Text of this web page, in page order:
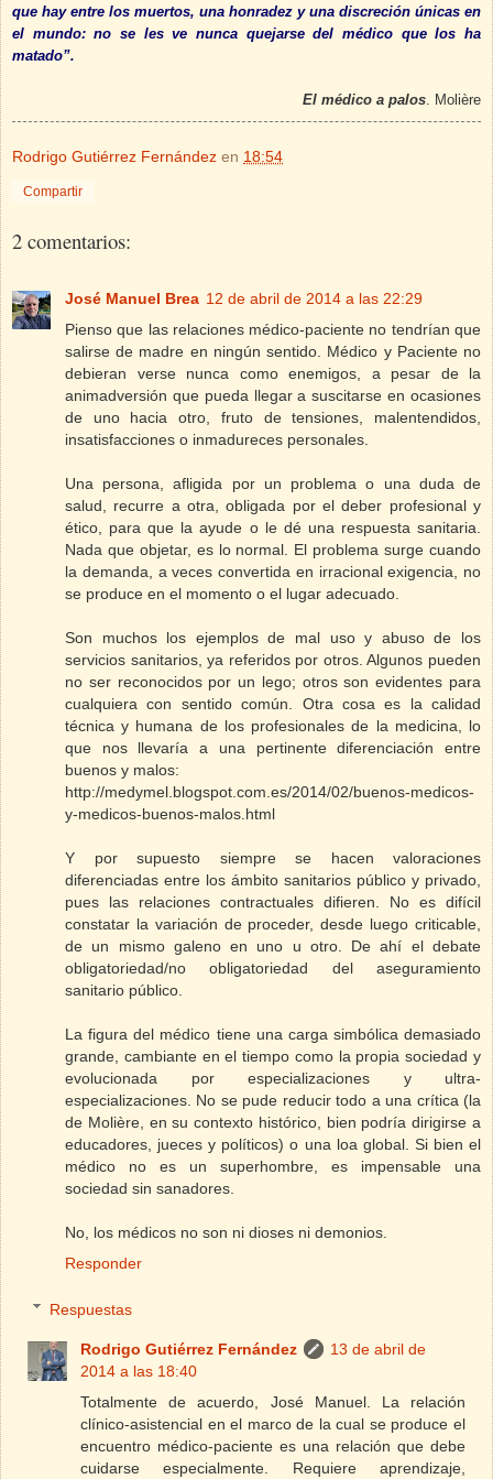
que hay entre los muertos, una honradez y una discreción únicas en
el mundo: no se les ve nunca quejarse del médico que los ha
matado”.
El médico a palos. Molière
Rodrigo Gutiérrez Fernández en 18:54
Compartir
2 comentarios:
José Manuel Brea 12 de abril de 2014 a las 22:29
Pienso que las relaciones médico-paciente no tendrían que
salirse de madre en ningún sentido. Médico y Paciente no
debieran verse nunca como enemigos, a pesar de la
animadversión que pueda llegar a suscitarse en ocasiones
de uno hacia otro, fruto de tensiones, malentendidos,
insatisfacciones o inmadureces personales.
Una persona, afligida por un problema o una duda de
salud, recurre a otra, obligada por el deber profesional y
ético, para que la ayude o le dé una respuesta sanitaria.
Nada que objetar, es lo normal. El problema surge cuando
la demanda, a veces convertida en irracional exigencia, no
se produce en el momento o el lugar adecuado.
Son muchos los ejemplos de mal uso y abuso de los
servicios sanitarios, ya referidos por otros. Algunos pueden
no ser reconocidos por un lego; otros son evidentes para
cualquiera con sentido común. Otra cosa es la calidad
técnica y humana de los profesionales de la medicina, lo
que nos llevaría a una pertinente diferenciación entre
buenos y malos:
http://medymel.blogspot.com.es/2014/02/buenos-medicos-
y-medicos-buenos-malos.html
Y por supuesto siempre se hacen valoraciones
diferenciadas entre los ámbito sanitarios público y privado,
pues las relaciones contractuales difieren. No es difícil
constatar la variación de proceder, desde luego criticable,
de un mismo galeno en uno u otro. De ahí el debate
obligatoriedad/no obligatoriedad del aseguramiento
sanitario público.
La figura del médico tiene una carga simbólica demasiado
grande, cambiante en el tiempo como la propia sociedad y
evolucionada por especializaciones y ultra-
especializaciones. No se pude reducir todo a una crítica (la
de Molière, en su contexto histórico, bien podría dirigirse a
educadores, jueces y políticos) o una loa global. Si bien el
médico no es un superhombre, es impensable una
sociedad sin sanadores.
No, los médicos no son ni dioses ni demonios.
Responder
Respuestas
Rodrigo Gutiérrez Fernández
13 de abril de
2014 a las 18:40
Totalmente de acuerdo, José Manuel. La relación
clínico-asistencial en el marco de la cual se produce el
encuentro médico-paciente es una relación que debe
cuidarse especialmente. Requiere aprendizaje,